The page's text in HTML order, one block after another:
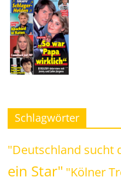
Schlagwörter
"Deutschland sucht
ein Star" "Kölner